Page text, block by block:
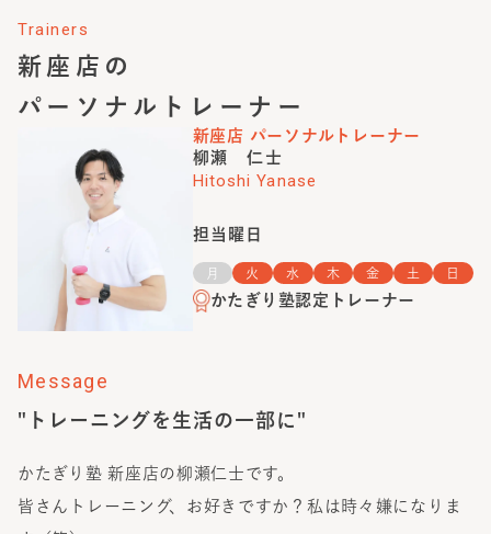
新座店 の
パーソナルトレーナー
Trainers
新座店 パーソナルトレーナー
柳瀬 仁士
Hitoshi Yanase
担当曜日
月 火 水 木 金 土 日
かたぎり塾認定トレーナー
"トレーニングを生活の一部に"
Message
かたぎり塾 新座店の柳瀬仁士です。
皆さんトレーニング、お好きですか？私は時々嫌になりま